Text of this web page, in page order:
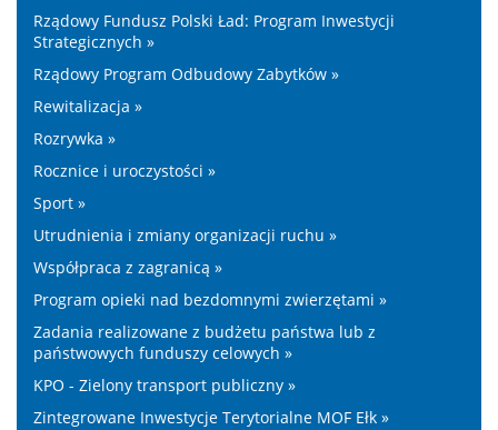
Rządowy Fundusz Polski Ład: Program Inwestycji
Strategicznych »
Rządowy Program Odbudowy Zabytków »
Rewitalizacja »
Rozrywka »
Rocznice i uroczystości »
Sport »
Utrudnienia i zmiany organizacji ruchu »
Współpraca z zagranicą »
Program opieki nad bezdomnymi zwierzętami »
Zadania realizowane z budżetu państwa lub z
państwowych funduszy celowych »
KPO - Zielony transport publiczny »
Zintegrowane Inwestycje Terytorialne MOF Ełk »